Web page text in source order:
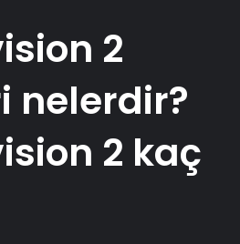
2
nelerdir?
2 kaç